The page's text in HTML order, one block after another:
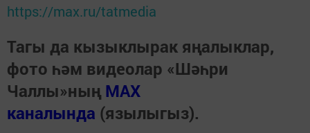
https://max.ru/tatmedia
Тагы да кызыклырак яңалыклар,
фото һәм видеолар «Шәһри
Чаллы»ның MAX
каналында (язылыгыз).